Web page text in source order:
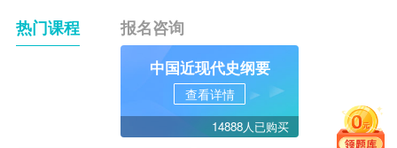
热门课程 报名咨询
中国近现代史纲要
查看详情
14888人已购买